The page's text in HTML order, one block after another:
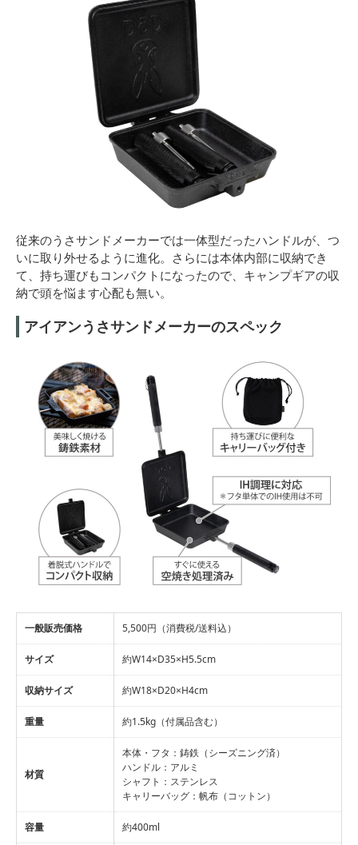
従来のうさサンドメーカーでは一体型だったハンドルが、つ
いに取り外せるように進化。さらには本体内部に収納でき
て、持ち運びもコンパクトになったので、キャンプギアの収
納で頭を悩ます心配も無い。
アイアンうさサンドメーカーのスペック
一般販売価格 5,500円（消費税/送料込）
サイズ 約W14×D35×H5.5cm
収納サイズ 約W18×D20×H4cm
重量 約1.5kg（付属品含む）
材質
本体・フタ：鋳鉄（シーズニング済）
ハンドル：アルミ
シャフト：ステンレス
キャリーバッグ：帆布（コットン）
容量 約400ml